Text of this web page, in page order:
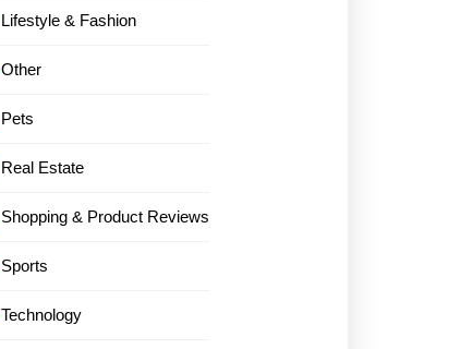
Lifestyle & Fashion
Other
Pets
Real Estate
Shopping & Product Reviews
Sports
Technology